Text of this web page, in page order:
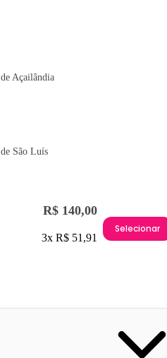
Açailândia
São Luís
R$ 140,00
3x R$ 51,91
Selecionar